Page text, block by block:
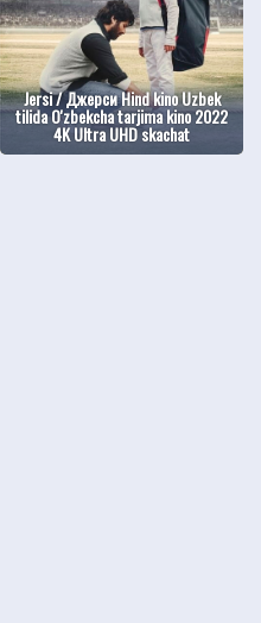
Jersi / Джерси Hind kino Uzbek
tilida O'zbekcha tarjima kino 2022
4K Ultra UHD skachat